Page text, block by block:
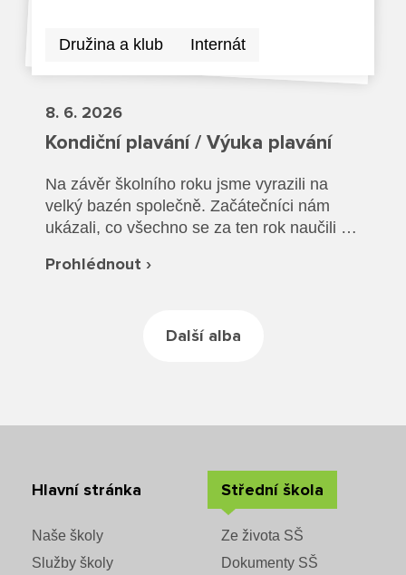
Pečovatelské služby
Provozní služby
Pro žáky SŠ
Výuka na SŠ
Závěrečné zkoušky
Kontakty SŠ
Ze života ZŠ
Dokumenty ZŠS
Kontakty ZŠS
Dokumenty MŠ
Ze života MŠ
Družina a klub Internát
8. 6. 2026
Kondiční plavání / Výuka plavání
Na závěr školního roku jsme vyrazili na
velký bazén společně. Začátečníci nám
ukázali, co všechno se za ten rok naučili a
oblečení a záchranu tonoucího.
Prohlédnout ›
Další alba
Hlavní stránka
Naše školy
Služby školy
Střední škola
Ze života SŠ
Dokumenty SŠ